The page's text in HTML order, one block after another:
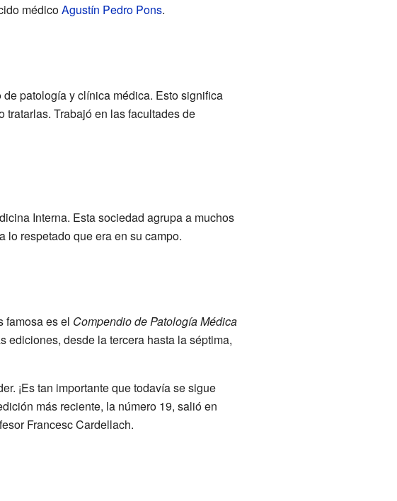
médicoAgustín Pedro Pons.
patología y clínica médica. Esto significa
Trabajó en las facultades de
Interna. Esta sociedad agrupa a muchos
lo respetado que era en su campo.
famosa es el Compendio de Patología Médica
ediciones, desde la tercera hasta la séptima,
¡Es tan importante que todavía se sigue
más reciente, la número 19, salió en
Francesc Cardellach.